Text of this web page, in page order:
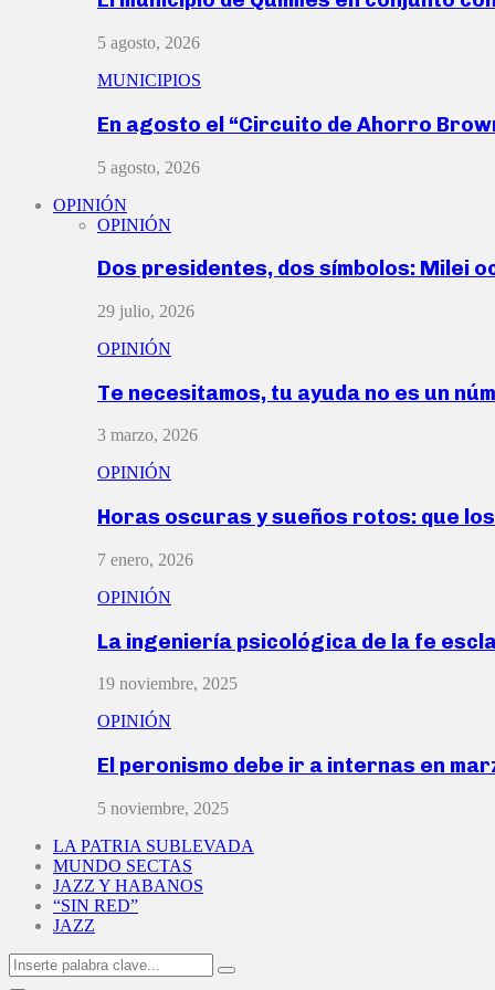
5 agosto, 2026
MUNICIPIOS
En agosto el “Circuito de Ahorro
5 agosto, 2026
OPINIÓN
OPINIÓN
Dos presidentes, dos símbolos: Milei
29 julio, 2026
OPINIÓN
Te necesitamos, tu ayuda no es un
3 marzo, 2026
OPINIÓN
Horas oscuras y sueños rotos: que
7 enero, 2026
OPINIÓN
La ingeniería psicológica de la fe
19 noviembre, 2025
OPINIÓN
El peronismo debe ir a internas en
5 noviembre, 2025
LA PATRIA SUBLEVADA
MUNDO SECTAS
JAZZ Y HABANOS
“SIN RED”
JAZZ
Search
for:
Search